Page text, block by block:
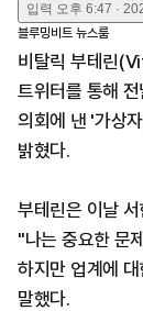
입력 오후 6:47 ·
블루밍비트 뉴스룸
비탈릭 부테린
트위터를 통해
의회에 낸 '가상
밝혔다.
부테린은 이날
"나는 중요한 문
하지만 업계에
말했다.